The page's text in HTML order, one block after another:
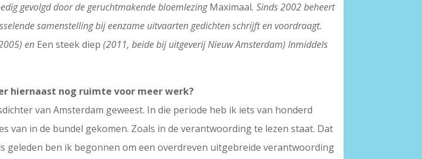
gevolgd door de geruchtmakende bloemlezingMaximaal. Sinds 2002 beheert
samenstelling bij eenzame uitvaarten gedichten schrijft en voordraagt.
en Een steek diep(2011, beide bij uitgeverij Nieuw Amsterdam) Inmiddels
hiernaast nog ruimte voor meer werk?
van Amsterdam geweest. In die periode heb ik iets van honderd
van in de bundel gekomen. Zoals in de verantwoording te lezen staat. Dat
geleden ben ik begonnen om een overdreven uitgebreide verantwoording